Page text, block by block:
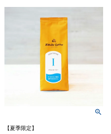
【夏季限定】